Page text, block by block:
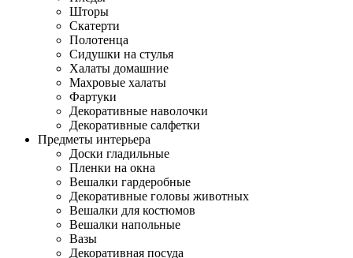
Шторы
Скатерти
Полотенца
Сидушки на стулья
Халаты домашние
Махровые халаты
Фартуки
Декоративные наволочки
Декоративные салфетки
Предметы интерьера
Доски гладильные
Пленки на окна
Вешалки гардеробные
Декоративные головы животных
Вешалки для костюмов
Вешалки напольные
Вазы
Декоративная посуда